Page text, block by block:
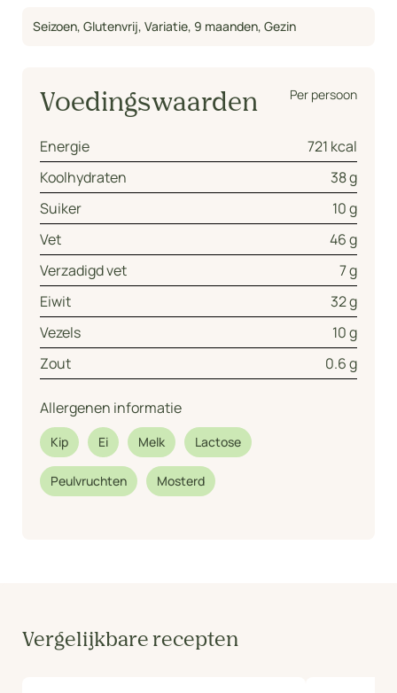
Seizoen, Glutenvrij, Variatie, 9 maanden, Gezin
Voedingswaarden Per persoon
Energie
721 kcal
Koolhydraten
38 g
Suiker
10 g
Vet
46 g
Verzadigd vet
7 g
Eiwit
32 g
Vezels
10 g
Zout
0.6 g
Allergenen informatie
Kip Ei Melk Lactose
Peulvruchten Mosterd
Vergelijkbare recepten